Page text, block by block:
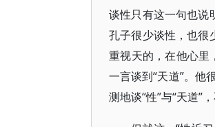
谈性只有这一句也说
孔子很少谈性，也很
重视天的，在他心里
一言谈到“天道”。他
测地谈“性”与“天道”